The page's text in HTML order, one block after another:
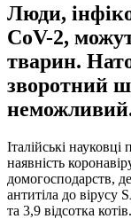
Люди,
CoV-2,
тварин.
зворотний
Італійські
наявність
домогосподарств,
антитіла до вірусу
та 3,9 відсотка котів.